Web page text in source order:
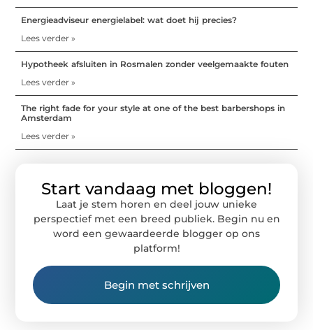
Energieadviseur energielabel: wat doet hij precies?
Lees verder »
Hypotheek afsluiten in Rosmalen zonder veelgemaakte fouten
Lees verder »
The right fade for your style at one of the best barbershops in
Amsterdam
Lees verder »
Start vandaag met bloggen!
Laat je stem horen en deel jouw unieke
perspectief met een breed publiek. Begin nu en
word een gewaardeerde blogger op ons
platform!
Begin met schrijven